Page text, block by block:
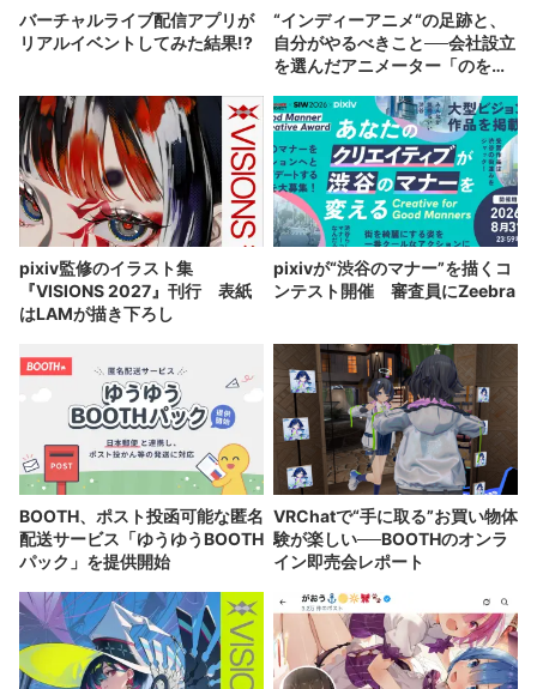
バーチャルライブ配信アプリが
リアルイベントしてみた結果!?
“インディーアニメ“の足跡と、
自分がやるべきこと──会社設立
を選んだアニメーター「のを
pixiv監修のイラスト集
『VISIONS 2027』刊行 表紙
はLAMが描き下ろし
pixivが“渋谷のマナー”を描くコ
ンテスト開催 審査員にZeebra
BOOTH、ポスト投函可能な匿名
配送サービス「ゆうゆうBOOTH
パック」を提供開始
VRChatで“手に取る”お買い物体
験が楽しい──BOOTHのオンラ
イン即売会レポート